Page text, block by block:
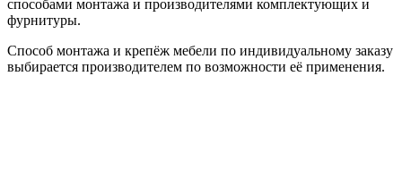
способами монтажа и производителями комплектующих и
фурнитуры.
Способ монтажа и крепёж мебели по индивидуальному заказу
выбирается производителем по возможности её применения.